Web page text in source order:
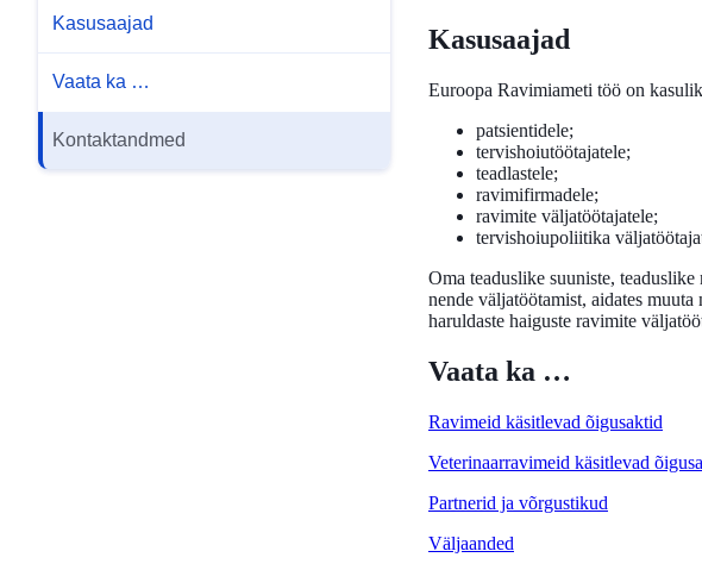
Kasusaajad
Vaata ka …
Kontaktandmed
Kasusaajad
Euroopa Ravimiameti töö on
patsientidele;
tervishoiutöötajatele;
teadlastele;
ravimifirmadele;
ravimite väljatöötajatele;
tervishoiupoliitika
Oma teaduslike suuniste,
nende väljatöötamist, aidates
haruldaste haiguste ravimite
Vaata ka …
Ravimeid käsitlevad õigusaktid
Veterinaarravimeid käsitlevad
Partnerid ja võrgustikud
Väljaanded